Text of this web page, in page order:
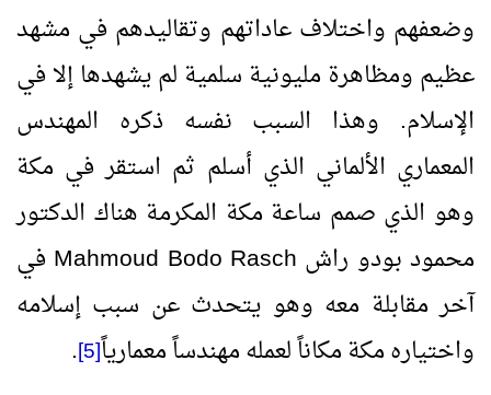
وضعفهم واختلاف عاداتهم وتقاليدهم في مشهد
عظيم ومظاهرة مليونية سلمية لم يشهدها إلا في
الإسلام. وهذا السبب نفسه ذكره المهندس
المعماري الألماني الذي أسلم ثم استقر في مكة
وهو الذي صمم ساعة مكة المكرمة هناك الدكتور
محمود بودو راش Mahmoud Bodo Rasch في
آخر مقابلة معه وهو يتحدث عن سبب إسلامه
واختياره مكة مكاناً لعمله مهندساً معمارياً[5]
.